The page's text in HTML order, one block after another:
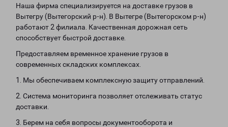
Наша фирма специализируется на доставке грузов в
Вытегру (Вытегорский р-н). В Вытегре (Вытегорском р-н)
работают 2 филиала. Качественная дорожная сеть
способствует быстрой доставке.
Предоставляем временное хранение грузов в
современных складских комплексах.
1. Мы обеспечиваем комплексную защиту отправлений.
2. Система мониторинга позволяет отслеживать статус
доставки.
3. Берем на себя вопросы документооборота и